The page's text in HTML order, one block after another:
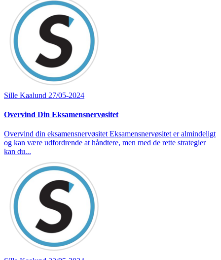
Sille Kaalund 27/05-2024
Overvind Din Eksamensnervøsitet
Overvind din eksamensnervøsitet Eksamensnervøsitet er almindeligt
og kan være udfordrende at håndtere, men med de rette strategier
kan du...